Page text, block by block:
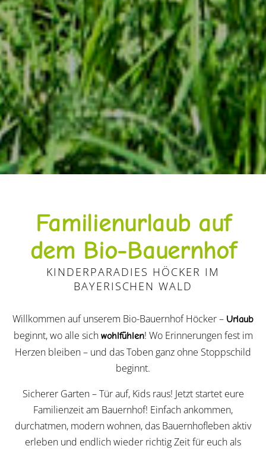
Familienurlaub auf
dem Bio-Bauernhof
KINDERPARADIES HÖCKER IM
BAYERISCHEN WALD
Willkommen auf unserem Bio-Bauernhof Höcker – Urlaub
beginnt, wo alle sich wohlfühlen! Wo Erinnerungen fest im
Herzen bleiben – und das Toben ganz ohne Stoppschild
beginnt.
Sicherer Garten – Tür auf, Kids raus! Jetzt startet eure
Familienzeit am Bauernhof! Einfach ankommen,
durchatmen, modern wohnen, das Bauernhofleben aktiv
erleben und endlich wieder richtig Zeit für euch als